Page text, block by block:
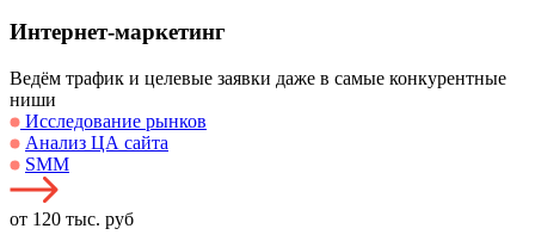
Интернет-маркетинг
Ведём трафик и целевые заявки даже в самые конкурентные
ниши
Исследование рынков
Анализ ЦА сайта
SMM
от 120 тыс. руб